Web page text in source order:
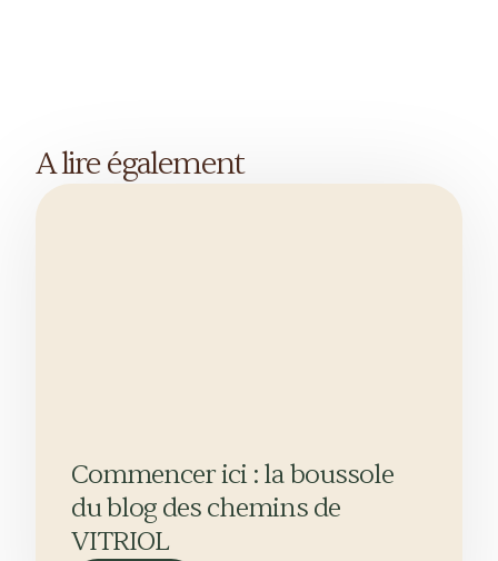
A lire également
Commencer ici : la boussole
du blog des chemins de
VITRIOL